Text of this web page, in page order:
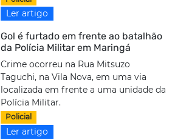
Ler artigo
Gol é furtado em frente ao batalhão
da Polícia Militar em Maringá
Crime ocorreu na Rua Mitsuzo
Taguchi, na Vila Nova, em uma via
localizada em frente a uma unidade da
Polícia Militar.
Policial
Ler artigo